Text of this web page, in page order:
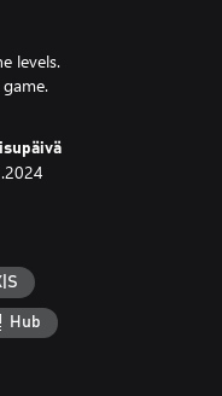
levels.
Hub